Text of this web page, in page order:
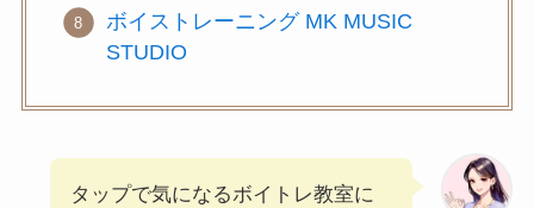
ボイストレーニング MK MUSIC
STUDIO
タップで気になるボイトレ教室に